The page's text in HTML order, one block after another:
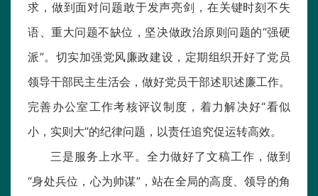
求，做到面对问题敢于发声亮剑，在关键时刻不失
语、重大问题不缺位，坚决做政治原则问题的“强硬
派”。切实加强党风廉政建设，定期组织开好了党员
领导干部民主生活会，做好党员干部述职述廉工作。
完善办公室工作考核评议制度，着力解决好“看似
小，实则大”的纪律问题，以责任追究促运转高效。
三是服务上水平。全力做好了文稿工作，做到
“身处兵位，心为帅谋”，站在全局的高度、领导的角